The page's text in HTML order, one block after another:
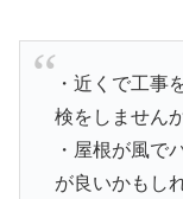
・近くで工事
検をしません
・屋根が風で
が良いかもし